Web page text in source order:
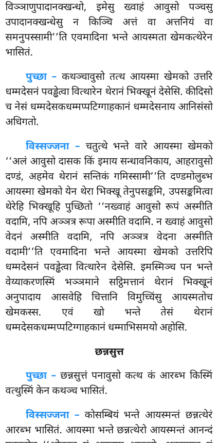
विञ्ञाणुपादानक्खन्धो, इमेसु ख्वाहं आवुसो पञ्चसु
उपादानक्खन्धेसु न किञ्चि अत्तं वा अत्तनियं वा
समनुपस्सामी’’ति एवमादिना भन्ते आयस्मता खेमकत्थेरेन
भासितं.
पुच्छा – कथञ्चावुसो तत्थ आयस्मा खेमको उत्तरि
धम्मदेसनं पवड्ढेत्वा वित्थारेन थेरानं भिक्खूनं देसेसि. कीदिसो
च नेसं धम्मदेसकधम्मप्पटिग्गाहकानं धम्मदेसनाय आनिसंसो
अधिगतो.
विस्सज्जना –चतुत्थे भन्ते वारे आयस्मा खेमको
‘‘अलं आवुसो दासक किं इमाय सन्धावनिकाय, आहरावुसो
दण्डं, अहमेव थेरानं सन्तिकं गमिस्सामी’’ति दण्डमोलुब्भ
आयस्मा खेमको येन थेरा भिक्खू तेनुपसङ्कमि, उपसङ्कमित्वा
थेरेहि भिक्खूहि पुच्छितो ‘‘नख्वाहं आवुसो रूपं अस्मीति
वदामि, नपि अञ्ञत्र रूपा अस्मीति वदामि. न ख्वाहं आवुसो
वेदनं अस्मीति वदामि, नपि अञ्ञत्र वेदना अस्मीति
वदामी’’ति एवमादिना भन्ते आयस्मा खेमको उत्तरिपि
धम्मदेसनं पवड्ढेत्वा वित्थारेन देसेसि. इमस्मिञ्च पन भन्ते
वेय्याकरणस्मिं भञ्ञमाने सट्ठिमत्तानं थेरानं भिक्खूनं
अनुपादाय आसवेहि चित्तानि विमुच्चिंसु आयस्मतोच
खेमकस्स. एवं खो भन्ते तेसं थेरानं
धम्मदेसकधम्मप्पटिग्गाहकानं धम्माभिसमयो अहोसि.
छन्नसुत्त
पुच्छा – छन्नसुत्तंपनावुसो कत्थ कं आरब्भ किस्मिं
वत्थुस्मिं केन कथञ्च भासितं.
विस्सज्जना –कोसम्बियं भन्ते आयस्मन्तं छन्नत्थेरं
आरब्भ भासितं. आयस्मा भन्ते छन्नत्थेरो आयस्मन्तं आनन्दं